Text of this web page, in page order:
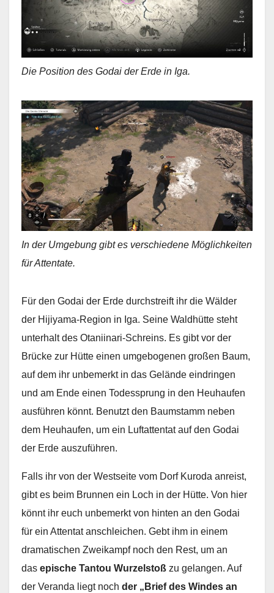
Die Position des Godai der Erde in Iga.
In der Umgebung gibt es verschiedene Möglichkeiten
für Attentate.
Für den Godai der Erde durchstreift ihr die Wälder
der Hijiyama-Region in Iga. Seine Waldhütte steht
unterhalt des Otaniinari-Schreins. Es gibt vor der
Brücke zur Hütte einen umgebogenen großen Baum,
auf dem ihr unbemerkt in das Gelände eindringen
und am Ende einen Todessprung in den Heuhaufen
ausführen könnt. Benutzt den Baumstamm neben
dem Heuhaufen, um ein Luftattentat auf den Godai
der Erde auszuführen.
Falls ihr von der Westseite vom Dorf Kuroda anreist,
gibt es beim Brunnen ein Loch in der Hütte. Von hier
könnt ihr euch unbemerkt von hinten an den Godai
für ein Attentat anschleichen. Gebt ihm in einem
dramatischen Zweikampf noch den Rest, um an
das epische Tantou Wurzelstoß zu gelangen. Auf
der Veranda liegt noch der „Brief des Windes an